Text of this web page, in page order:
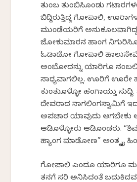
ತುಂಬ ತುಂಬಿಸಿಕೊಂಡು
ಬಿದ್ದಿರುತ್ತಿದ್ದ ಗೋಪಾಲಿ,
ಮುಂಡೆಯರಿಗೆ
ಜೋಕುಮಾರನ ಹಾಂಗ
ಓಡಾಡೋ ಗೋಪಾಲಿ ಹಾಲುಸೇವೆ
ಅಂಬೋದನ್ನು ಯಾರಿಗೂ
ಸಾಧ್ಯವಾಗಲಿಲ್ಲ. ಊರಿಗೆ ಊರೇ
ಕುಂತುಕೊಳ್ಳೋ ಹಂಗಾಯ್ತು
ದೇವರಾದ ನಾಗಲಿಂಗಸ್ವಾಮಿಗೆ
ಅಪಚಾರ ಯಾವುದು ಆಗಬೇಕು
ಆಡಿಕೊಳ್ಳೋರು ಆಡಿಕೊಂಡರು.
ಹ್ಯಾಂಗ ಮಾಡೋಣ” ಅಂತ ಕೈಕೈ
ಗೋಪಾಲಿ ಎಂದೂ ಯಾರಿಗೂ
ತನಗೆ ಸರಿ ಅನಿಸಿದಂತೆ